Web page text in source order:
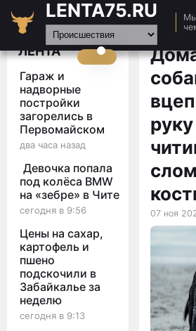
LENTA75.RU
Главная
Новости
Видео
Статьи
ЛЕНТА
Гараж и
надворные
постройки
загорелись в
Первомайском
два часа назад
Девочка попала
под колёса BMW
на «зебре» в Чите
сегодня в 9:56
Цены на сахар,
картофель и
пшено
подскочили в
Забайкалье за
неделю
сегодня в 9:13
руку
07 ноя